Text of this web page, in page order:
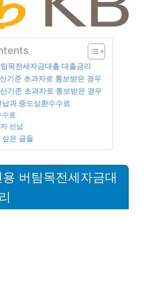
목전세자금대출 대출금리
기준 초과자로 통보받은 경우
기준 초과자로 통보받은 경우
과 중도상환수수료
료
선납
은 글들
버팀목전세자금대